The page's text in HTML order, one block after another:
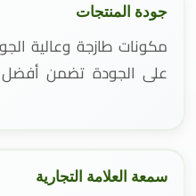
جودة المنتجات
مكونات طازجة وعالية
على الجودة تضمن أفضل
سمعة العلامة التجارية